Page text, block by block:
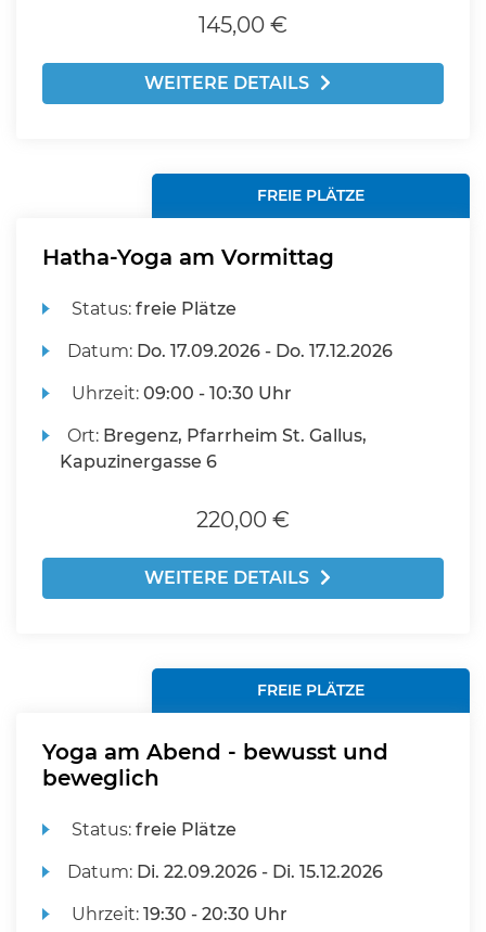
145,00 €
WEITERE DETAILS
FREIE PLÄTZE
Hatha-Yoga am Vormittag
Status:freie Plätze
Datum: Do. 17.09.2026 - Do. 17.12.2026
Uhrzeit:09:00 - 10:30 Uhr
Ort: Bregenz, Pfarrheim St. Gallus,
Kapuzinergasse 6
220,00 €
WEITERE DETAILS
FREIE PLÄTZE
Yoga am Abend - bewusst und
beweglich
Status:freie Plätze
Datum: Di. 22.09.2026 - Di. 15.12.2026
Uhrzeit:19:30 - 20:30 Uhr